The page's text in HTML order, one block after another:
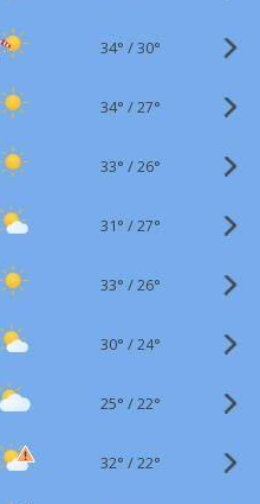
34° /30°
34° /27°
33° /26°
31° /27°
33° /26°
30° /24°
25° /22°
32° /22°